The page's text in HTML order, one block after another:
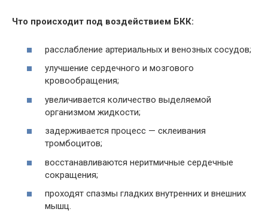
Что происходит под воздействием БКК:
расслабление артериальных и венозных сосудов;
улучшение сердечного и мозгового
кровообращения;
увеличивается количество выделяемой
организмом жидкости;
задерживается процесс — склеивания
тромбоцитов;
восстанавливаются неритмичные сердечные
сокращения;
проходят спазмы гладких внутренних и внешних
мышц.